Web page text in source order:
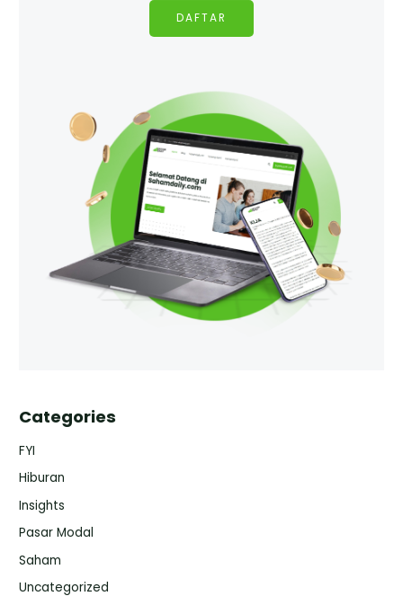
DAFTAR
Categories
FYI
Hiburan
Insights
Pasar Modal
Saham
Uncategorized